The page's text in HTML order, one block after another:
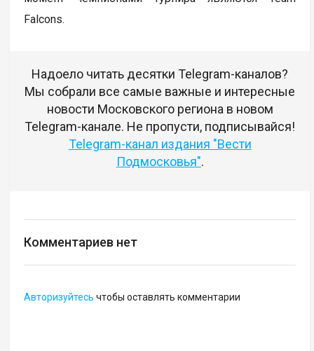
Falcons.
Надоело читать десятки Telegram-каналов?
Мы собрали все самые важные и интересные
новости Московского региона в новом
Telegram-канале. Не пропусти, подписывайся!
Telegram-канал издания "Вести
Подмосковья".
Комментариев нет
Авторизуйтесь чтобы оставлять комментарии